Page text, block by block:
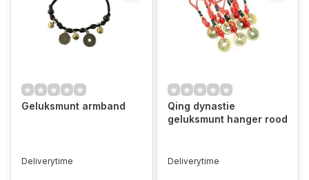
Geluksmunt armband
Deliverytime
Qing dynastie
geluksmunt hanger rood
Deliverytime